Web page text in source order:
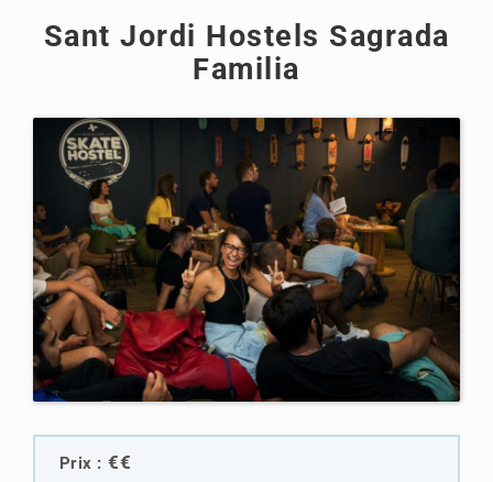
Sant Jordi Hostels Sagrada
Familia
Prix : €€